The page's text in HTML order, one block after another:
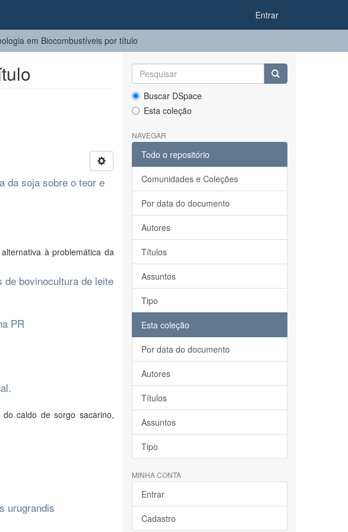
Entrar
em Biocombustíveis por título
da soja sobre o teor e
à problemática da
de bovinocultura de leite
PR
caldo de sorgo sacarino,
urugrandis
Buscar DSpace
Esta coleção
NAVEGAR
Todo o repositório
Comunidades e Coleções
Por data do documento
Autores
Títulos
Assuntos
Tipo
Esta coleção
Por data do documento
Autores
Títulos
Assuntos
Tipo
MINHA CONTA
Entrar
Cadastro